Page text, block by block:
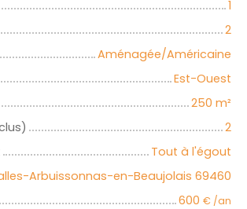
1
2
Aménagée/Américaine
Est-Ouest
250 m²
2
Tout à l'égout
Arbuissonnas-en-Beaujolais 69460
600 € /an